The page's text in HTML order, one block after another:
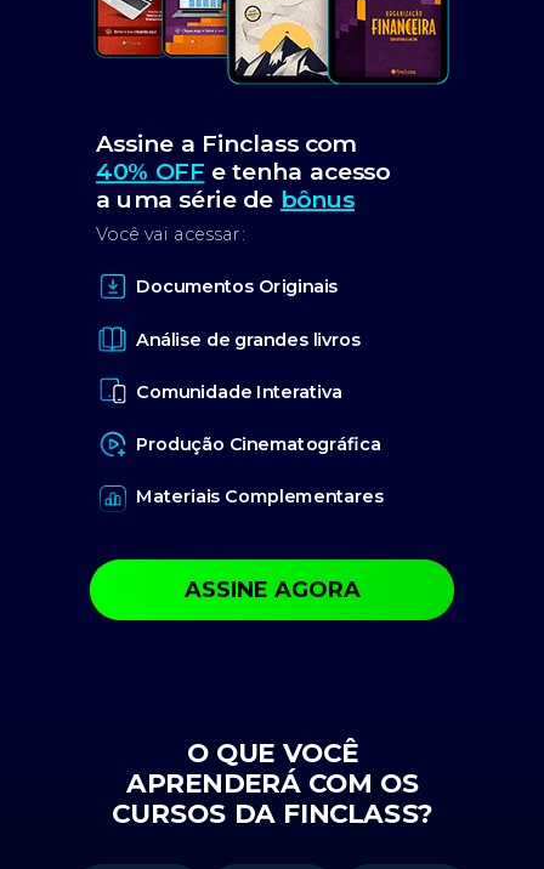
O QUE VOCÊ
APRENDERÁ COM OS
CURSOS DA FINCLASS?
Assine a Finclass com
40% OFF e tenha acesso
a uma série de bônus
Documentos Originais
Análise de grandes livros
Comunidade Interativa
Produção Cinematográfica
Materiais Complementares
Você vai acessar:
ASSINE AGORA